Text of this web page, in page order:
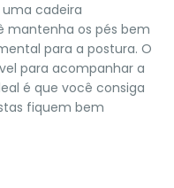
cadeira
mantenha os pés bem
para a postura. O
para acompanhar a
é que você consiga
fiquem bem